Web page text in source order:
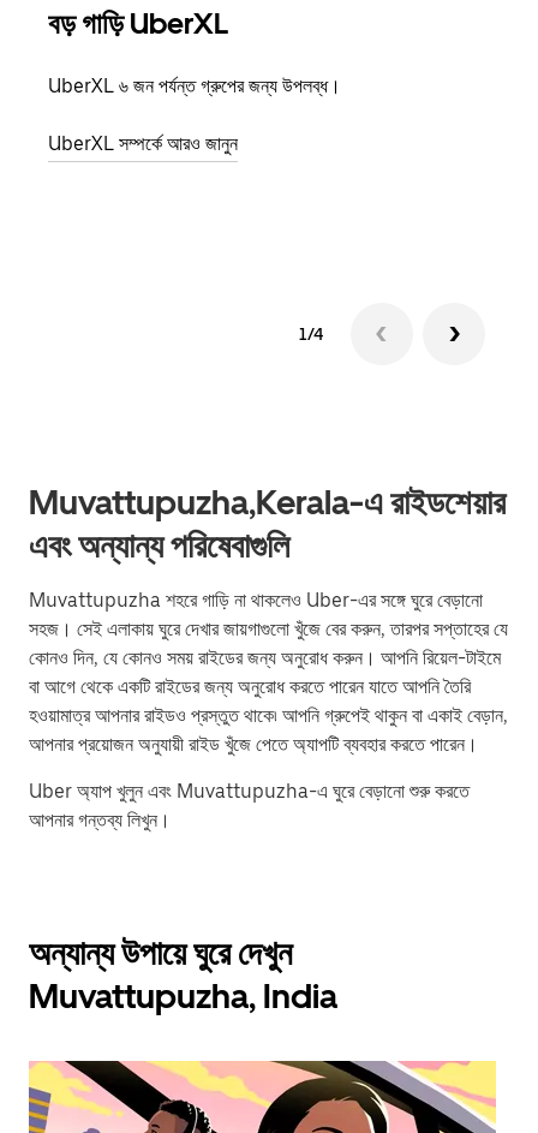
বড় গাড়ি UberXL
UberXL ৬ জন পর্যন্ত গ্রুপের জন্য উপলব্ধ।
UberXL সম্পর্কে আরও জানুন
1/4
Muvattupuzha,Kerala-এ রাইডশেয়ার
এবং অন্যান্য পরিষেবাগুলি
Muvattupuzha শহরে গাড়ি না থাকলেও Uber-এর সঙ্গে ঘুরে বেড়ানো
সহজ। সেই এলাকায় ঘুরে দেখার জায়গাগুলো খুঁজে বের করুন, তারপর সপ্তাহের যে
কোনও দিন, যে কোনও সময় রাইডের জন্য অনুরোধ করুন। আপনি রিয়েল-টাইমে
বা আগে থেকে একটি রাইডের জন্য অনুরোধ করতে পারেন যাতে আপনি তৈরি
হওয়ামাত্র আপনার রাইডও প্রস্তুত থাকে৷ আপনি গ্রুপেই থাকুন বা একাই বেড়ান,
আপনার প্রয়োজন অনুযায়ী রাইড খুঁজে পেতে অ্যাপটি ব্যবহার করতে পারেন।
Uber অ্যাপ খুলুন এবং Muvattupuzha-এ ঘুরে বেড়ানো শুরু করতে
আপনার গন্তব্য লিখুন।
অন্যান্য উপায়ে ঘুরে দেখুন
Muvattupuzha, India